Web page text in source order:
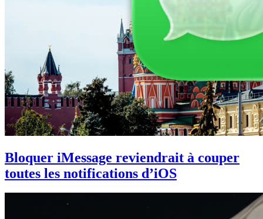
Bloquer iMessage reviendrait à couper
toutes les notifications d’iOS